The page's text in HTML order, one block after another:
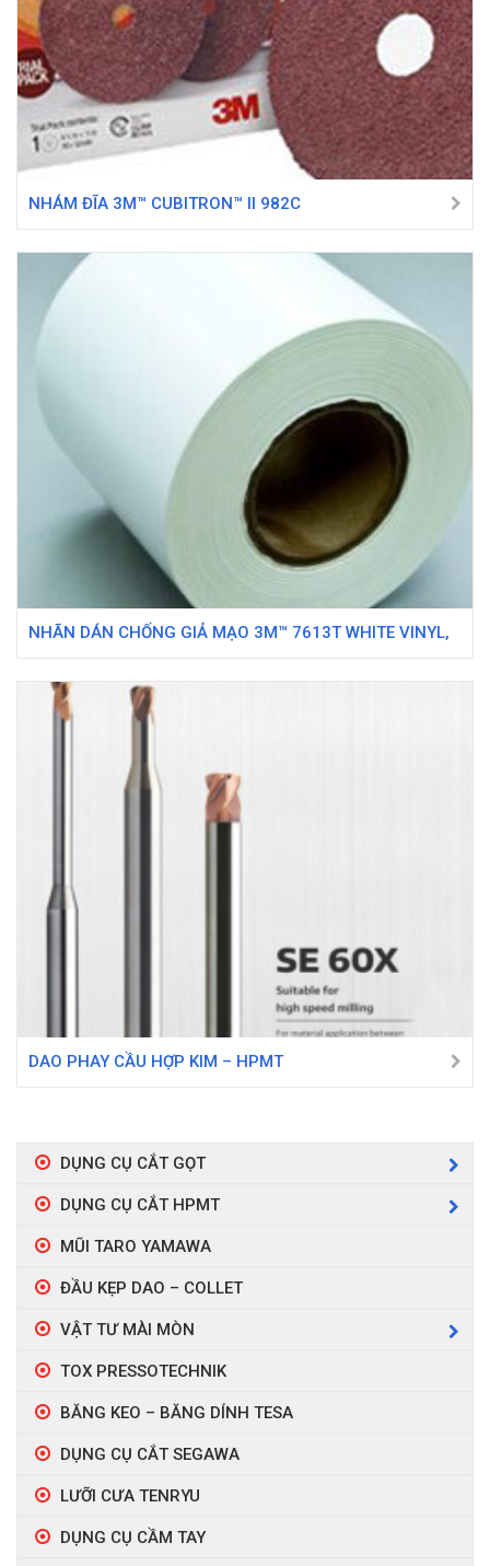
NHÁM ĐĨA 3M™ CUBITRON™ II 982C
NHÃN DÁN CHỐNG GIẢ MẠO 3M™ 7613T WHITE VINYL,
DAO PHAY CẦU HỢP KIM – HPMT
DỤNG CỤ CẮT GỌT
DỤNG CỤ CẮT HPMT
MŨI TARO YAMAWA
ĐẦU KẸP DAO – COLLET
VẬT TƯ MÀI MÒN
TOX PRESSOTECHNIK
BĂNG KEO – BĂNG DÍNH TESA
DỤNG CỤ CẮT SEGAWA
LƯỠI CƯA TENRYU
DỤNG CỤ CẦM TAY